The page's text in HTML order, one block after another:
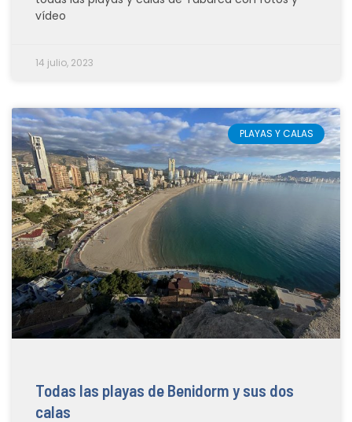
vídeo
14 julio, 2023
PLAYAS Y CALAS
Todas las playas de Benidorm y sus dos
calas